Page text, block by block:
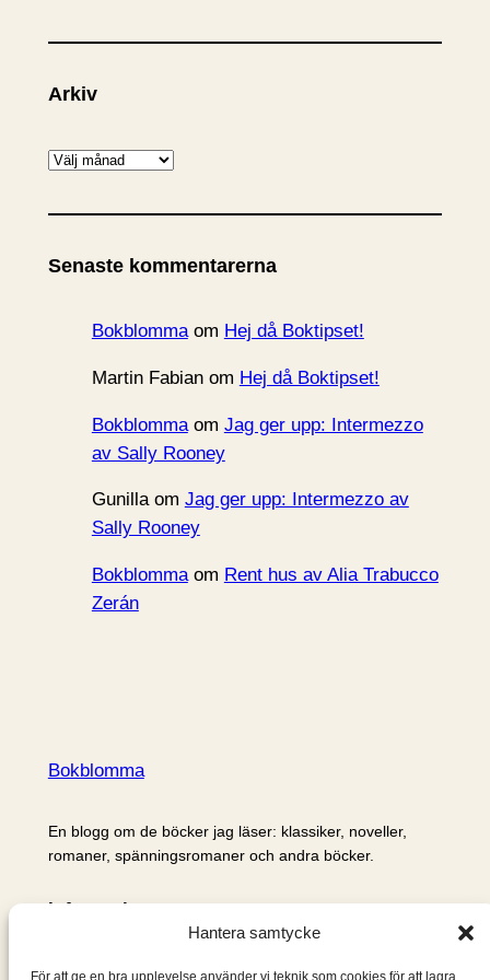
Hantera samtycke
För att ge en bra upplevelse använder vi teknik som cookies för att lagra
Arkiv
A
k
v
Senaste kommentarerna
Bokblommaom Hej då Boktipset!
Martin Fabianom Hej då Boktipset!
Bokblommaom Jag ger upp: Intermezzo
av Sally Rooney
Gunillaom Jag ger upp: Intermezzo av
Sally Rooney
Bokblommaom Rent hus av Alia Trabucco
Zerán
Bokblomma
En blogg om de böcker jag läser: klassiker, noveller,
romaner, spänningsromaner och andra böcker.
Information
Om mig & om bloggen